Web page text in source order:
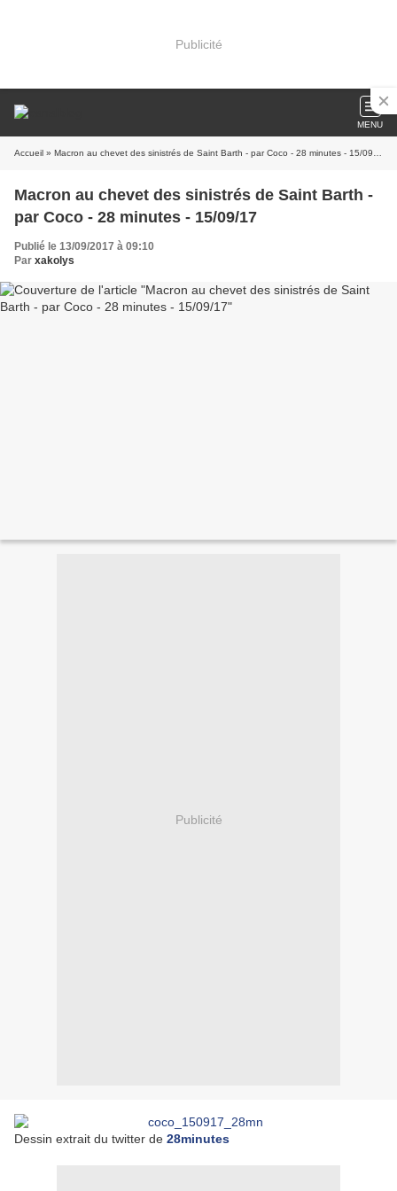
Publicité
MENU
Accueil » Macron au chevet des sinistrés de Saint Barth - par Coco - 28 minutes - 15/09/17
Macron au chevet des sinistrés de Saint Barth -
par Coco - 28 minutes - 15/09/17
Publié le 13/09/2017 à 09:10
Par xakolys
Publicité
Dessin extrait du twitter de 28minutes